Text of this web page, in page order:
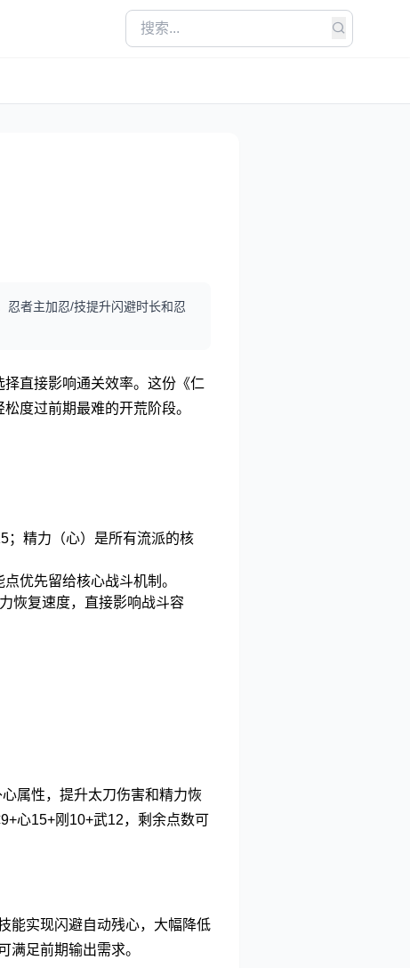
忍者主加忍/技提升闪避时长和忍
直接影响通关效率。这份《仁
度过前期最难的开荒阶段。
；精力（心）是所有流派的核
优先留给核心战斗机制。
恢复速度，直接影响战斗容
属性，提升太刀伤害和精力恢
心15+刚10+武12，剩余点数可
能实现闪避自动残心，大幅降低
满足前期输出需求。